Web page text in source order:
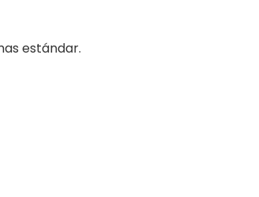
estándar.